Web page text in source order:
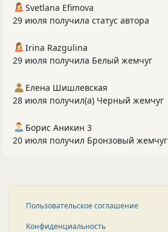
Svetlana Efimova
29 июля получила статус автора
Irina Razgulina
29 июля получила Белый жемчуг
Елена Шишлевская
28 июля получил(а) Черный жемчуг
Борис Аникин 3
20 июля получил Бронзовый жемчуг
Пользовательское соглашение
Конфиденциальность